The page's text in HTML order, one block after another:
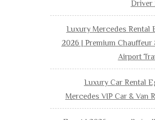
Driver
Luxury Mercedes Rental
2026 | Premium Chauffeur
Airport
Luxury Car Rental
Mercedes VIP Car & Van